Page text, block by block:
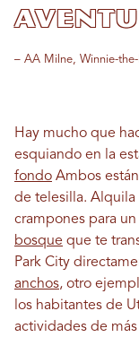
– AA Milne, Winnie-
Hay mucho que
esquiando en la
fondo Ambos
de telesilla. Alquila
crampones para un
bosque que te
Park City
anchos, otro
los habitantes de
actividades de